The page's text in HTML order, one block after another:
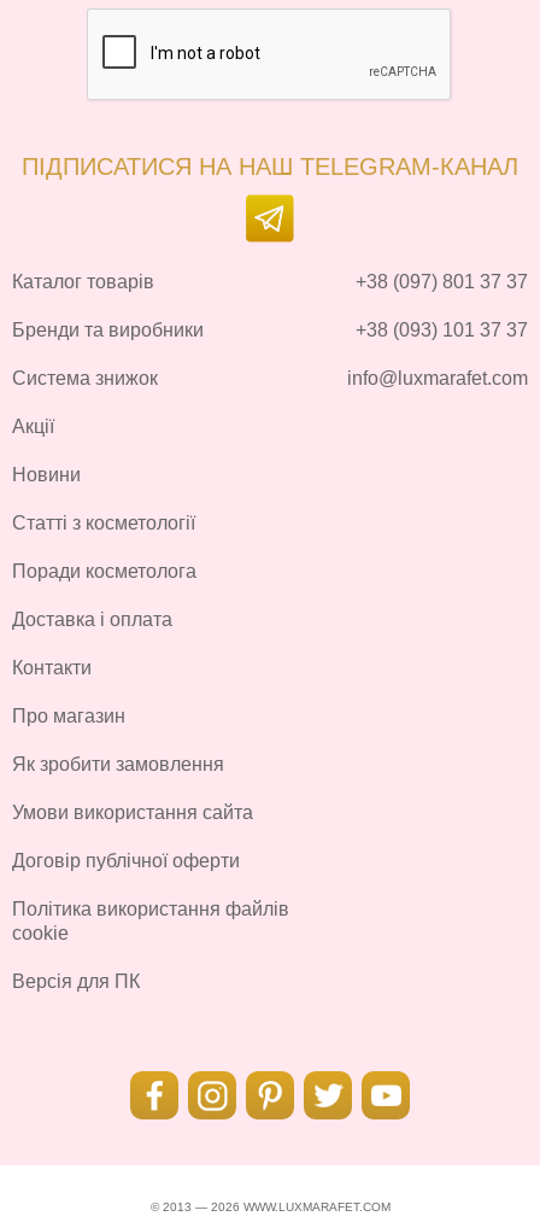
ПІДПИСАТИСЯ НА НАШ TELEGRAM-КАНАЛ
Каталог товарів
Бренди та виробники
Система знижок
Акції
Новини
Статті з косметології
Поради косметолога
Доставка і оплата
Контакти
Про магазин
Як зробити замовлення
Умови використання сайта
Договір публічної оферти
Політика використання файлів
cookie
Версія для ПК
+38 (097) 801 37 37
+38 (093) 101 37 37
info@luxmarafet.com
© 2013 — 2026 WWW.LUXMARAFET.COM